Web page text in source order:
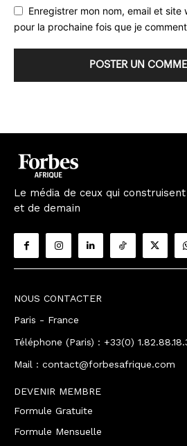
Enregistrer mon nom, email et
pour la prochaine fois que je
Le média de ceux qui
et de demain
NOUS CONTACTER
Paris - France
Téléphone (Paris) : +33(0)
Mail : contact@forbesafrique.com
DEVENIR MEMBRE
Formule Gratuite
Formule Mensuelle